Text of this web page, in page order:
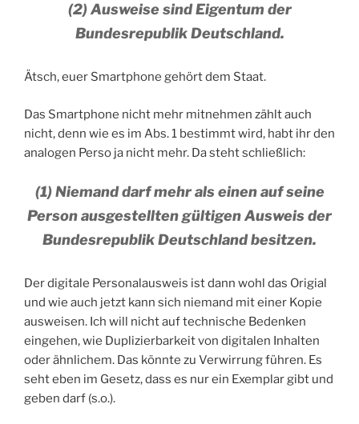
(2) Ausweise sind Eigentum der
Bundesrepublik Deutschland.
Ätsch, euer Smartphone gehört dem Staat.
Das Smartphone nicht mehr mitnehmen zählt auch
nicht, denn wie es im Abs. 1 bestimmt wird, habt ihr den
analogen Perso ja nicht mehr. Da steht schließlich:
(1) Niemand darf mehr als einen auf seine
Person ausgestellten gültigen Ausweis der
Bundesrepublik Deutschland besitzen.
Der digitale Personalausweis ist dann wohl das Origial
und wie auch jetzt kann sich niemand mit einer Kopie
ausweisen. Ich will nicht auf technische Bedenken
eingehen, wie Duplizierbarkeit von digitalen Inhalten
oder ähnlichem. Das könnte zu Verwirrung führen. Es
seht eben im Gesetz, dass es nur ein Exemplar gibt und
geben darf (s.o.).